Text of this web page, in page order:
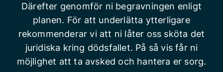
Därefter genomför ni begravningen enligt
planen. För att underlätta ytterligare
rekommenderar vi att ni låter oss sköta det
juridiska kring dödsfallet. På så vis får ni
möjlighet att ta avsked och hantera er sorg.